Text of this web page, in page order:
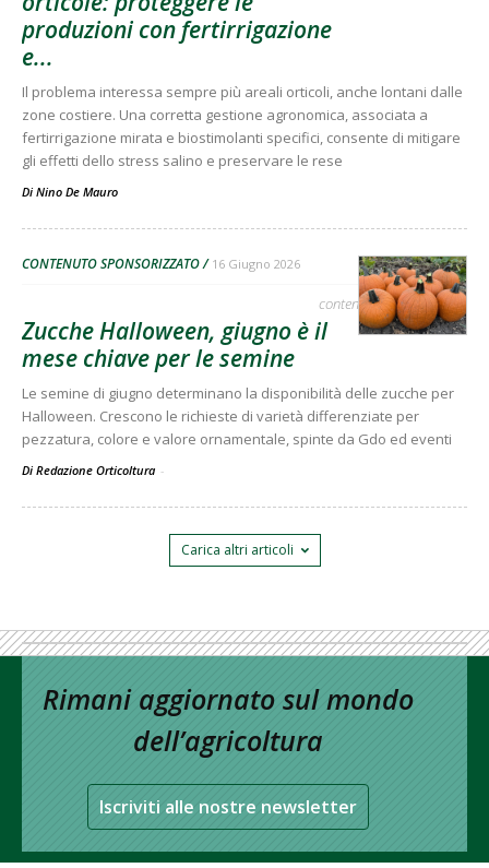
produzioni con fertirrigazione
e...
Il problema interessa sempre più areali orticoli, anche lontani dalle
zone costiere. Una corretta gestione agronomica, associata a
fertirrigazione mirata e biostimolanti specifici, consente di mitigare
gli effetti dello stress salino e preservare le rese
Di Nino De Mauro
CONTENUTO SPONSORIZZATO 16 Giugno 2026
contenuto sponsorizzato
Zucche Halloween, giugno è il
mese chiave per le semine
Le semine di giugno determinano la disponibilità delle zucche per
Halloween. Crescono le richieste di varietà differenziate per
pezzatura, colore e valore ornamentale, spinte da Gdo ed eventi
Di Redazione Orticoltura -
Carica altri articoli
Rimani aggiornato sul mondo
dell’agricoltura
Iscriviti alle nostre newsletter